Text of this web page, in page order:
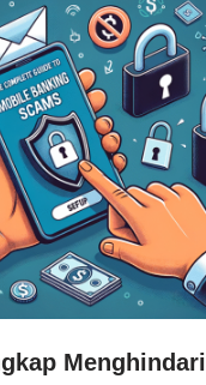
Menghindari